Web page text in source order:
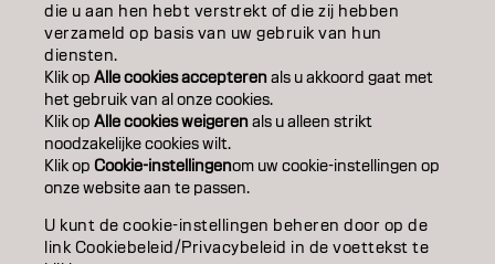
WORD PARTNER
CONTACT
ColofonPrivacyverklaringCookiebeleid
GebruiksvoorwaardenToegankelijkheidsverklaring
BE | Dutch
die u aan hen hebt verstrekt of die zij hebben
verzameld op basis van uw gebruik van hun
diensten.
Klik opAlle cookies accepterenals u akkoord gaat met
het gebruik van al onze cookies.
Klik opAlle cookies weigerenals u alleen strikt
noodzakelijke cookies wilt.
Klik opCookie-instellingenom uw cookie-instellingen op
onze website aan te passen.
U kunt de cookie-instellingen beheren door op de
link Cookiebeleid/Privacybeleid in de voettekst te